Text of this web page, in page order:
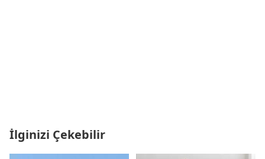
İlginizi Çekebilir